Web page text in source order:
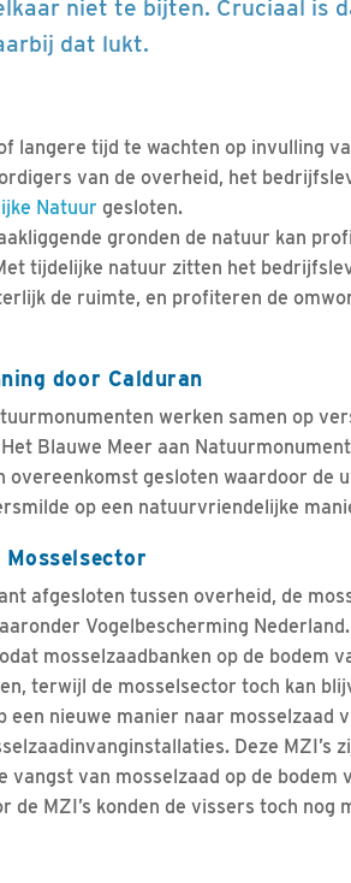
niet te bijten. Cruciaal is
dat lukt.
langere tijd te wachten op invulling
van de overheid, het
Natuur gesloten.
gronden de natuur kan
tijdelijke natuur zitten het
de ruimte, en profiteren de
door Calduran
werken samen op
Blauwe Meer aan
overeenkomst gesloten waardoor de
op een natuurvriendelijke
afgesloten tussen overheid, de
Vogelbescherming
mosselzaadbanken op de bodem
terwijl de mosselsector toch kan
nieuwe manier naar mosselzaad
Deze MZI’s
vangst van mosselzaad op de bodem
MZI’s konden de vissers toch nog